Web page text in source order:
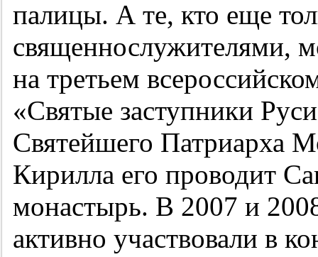
палицы. А те, кто еще
священнослужителями,
на третьем
«Святые заступники
Святейшего Патриарха
Кирилла его проводит
монастырь. В 2007 и
активно участвовали в